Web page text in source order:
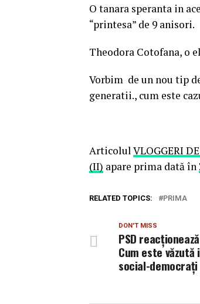
O tanara speranta in
“printesa” de 9 anisori.
Theodora Cotofana, o
Vorbim de un nou tip
generatii., cum este
ArticolulVLOGGERI
(II) apare prima dată în
RELATED TOPICS: PRIMA
DON'T MISS
PSD
Cum este
social-democrați